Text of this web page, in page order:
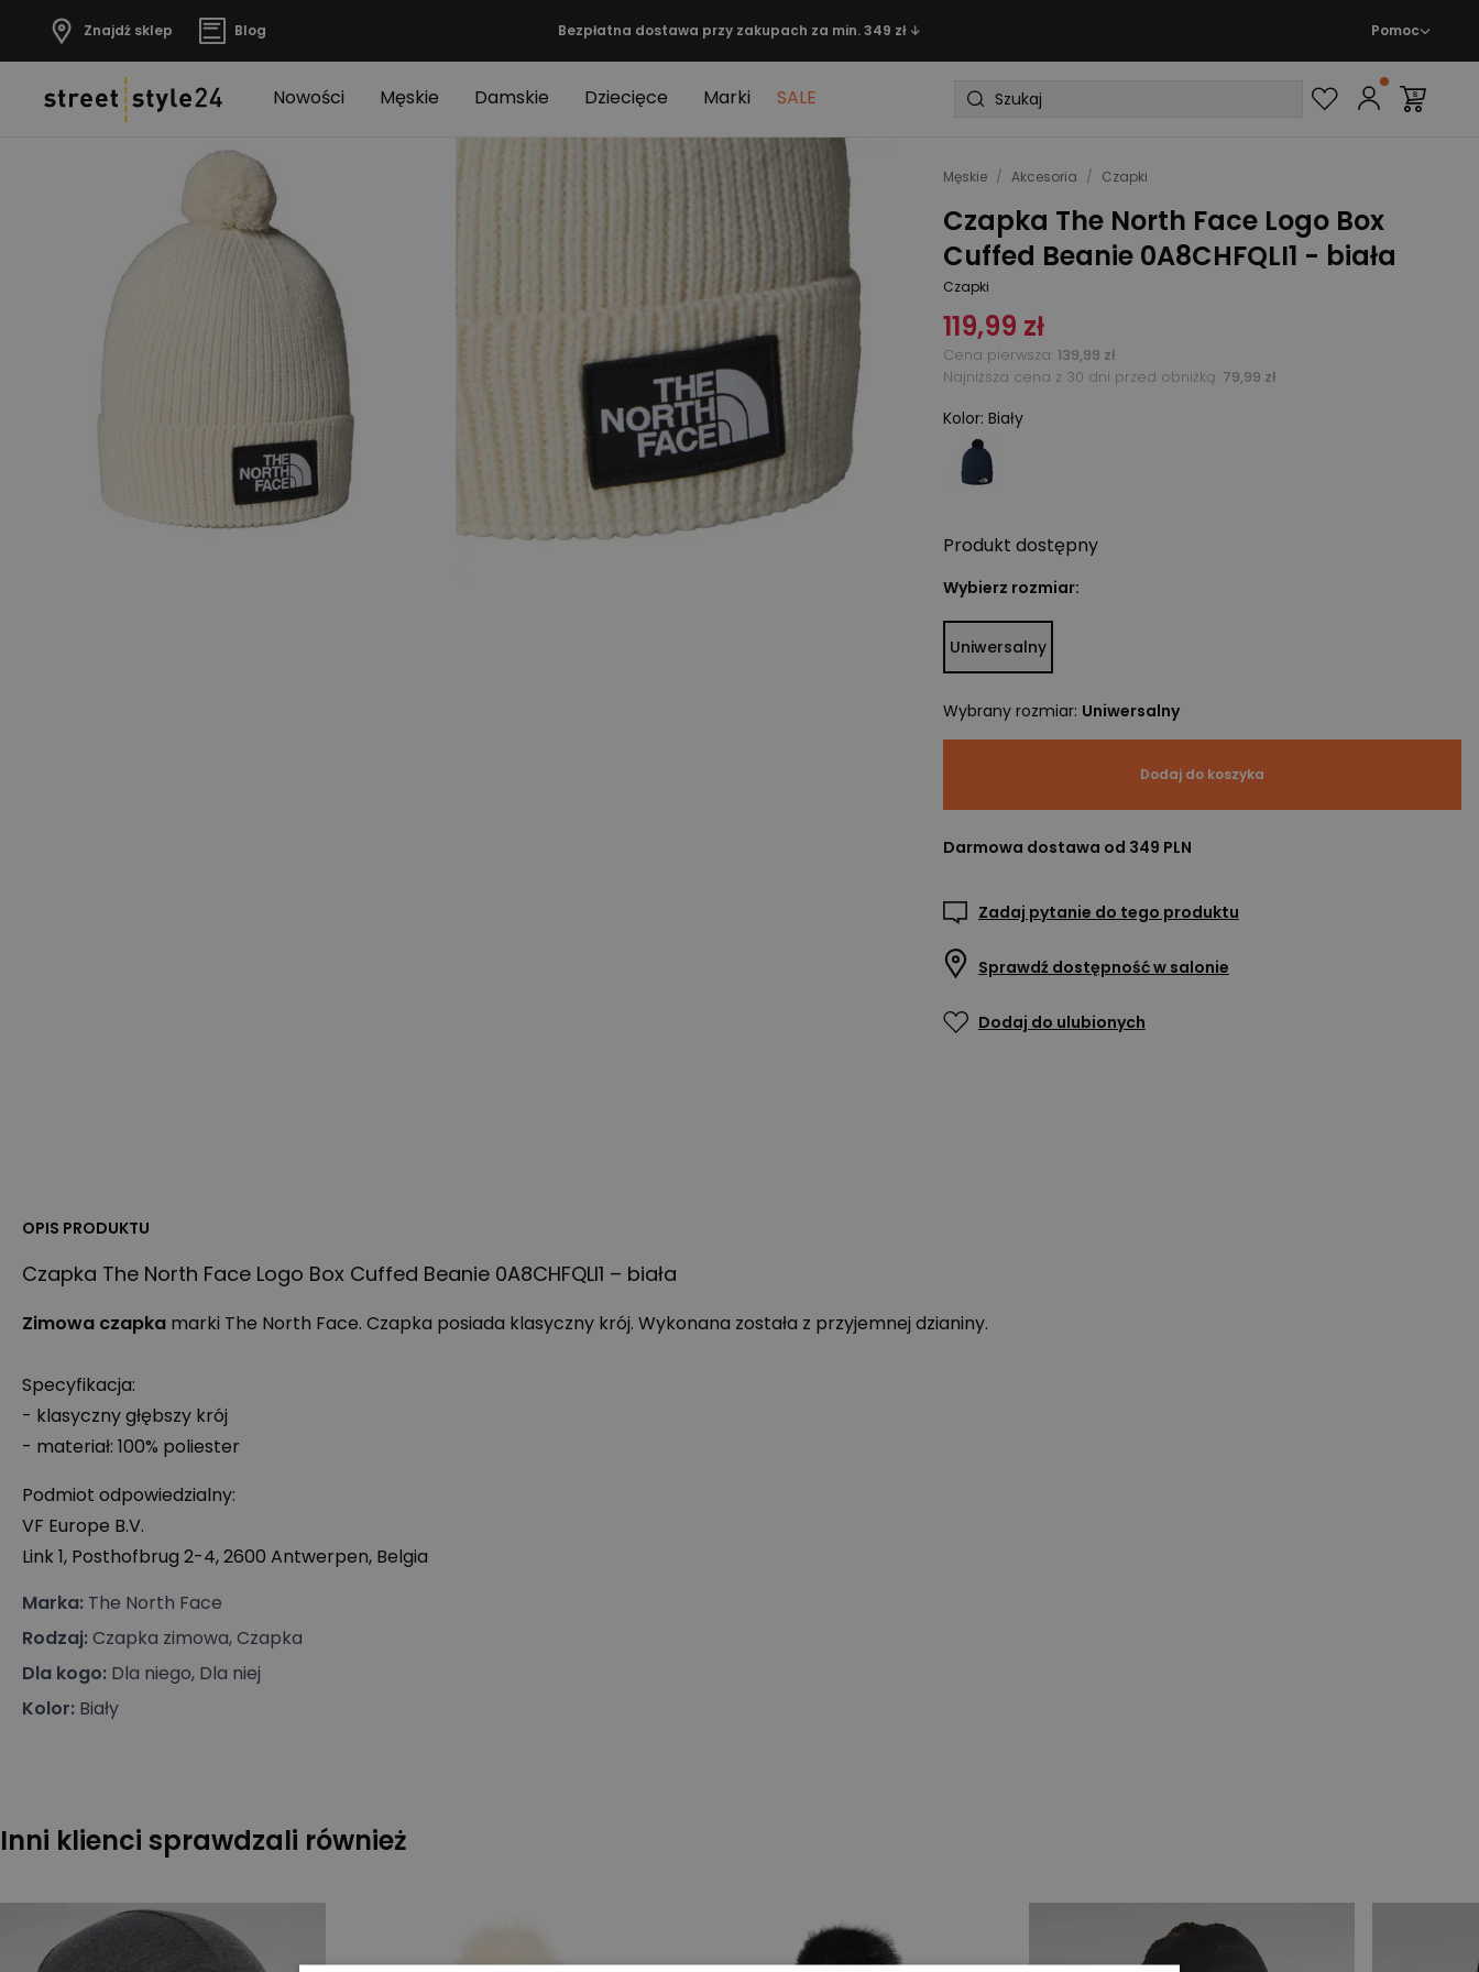
Znajdź sklep Blog Bezpłatna dostawa przy zakupach za min. 349 zł ↓ Pomoc
Nowości Męskie Damskie Dziecięce Marki SALE
Męskie / Akcesoria / Czapki
Czapka The North Face Logo Box
Cuffed Beanie 0A8CHFQLI1 - biała
Czapki
119,99 zł
Cena pierwsza 139,99 zł
Najniższa cena z 30 dni przed obniżką: 79,99 zł
Kolor: Biały
Produkt dostępny
Wybierz rozmiar:
Uniwersalny
Wybrany rozmiar: Uniwersalny
Dodaj do koszyka
Darmowa dostawa od 349 PLN
Zadaj pytanie do tego produktu
Sprawdź dostępność w salonie
Dodaj do ulubionych
OPIS PRODUKTU
Czapka The North Face Logo Box Cuffed Beanie 0A8CHFQLI1 – biała
Zimowa czapka marki The North Face. Czapka posiada klasyczny krój. Wykonana została z przyjemnej dzianiny.
Specyfikacja:
- klasyczny głębszy krój
- materiał: 100% poliester
Podmiot odpowiedzialny:
VF Europe B.V.
Link 1, Posthofbrug 2-4, 2600 Antwerpen, Belgia
Marka: The North Face
Rodzaj:Czapka zimowa, Czapka
Dla kogo: Dla niego, Dla niej
Kolor: Biały
Inni klienci sprawdzali również